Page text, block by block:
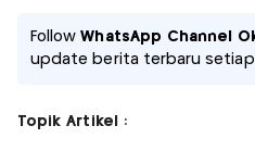
FollowWhatsApp Channel
update berita terbaru setiap
Topik Artikel :